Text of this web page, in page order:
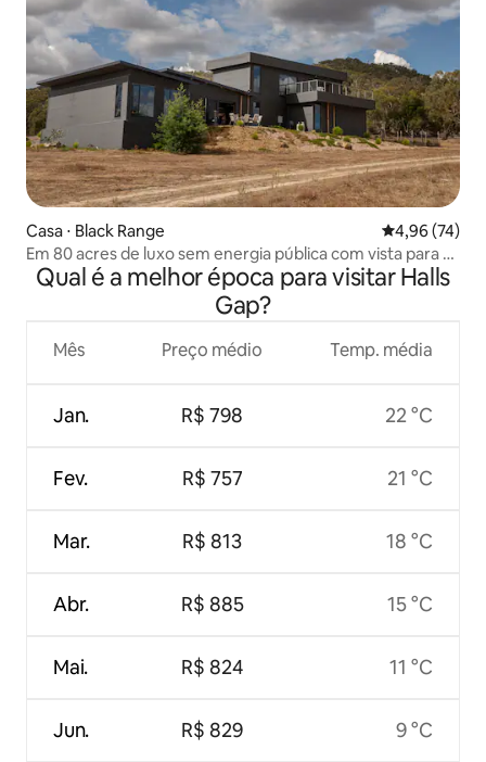
Casa ⋅ Black Range 4,96 de uma
4,96 (74)
Em 80 acres de luxo sem energia pública com vista para os
Grampians
Qual é a melhor época para visitar Halls
Gap?
Mês
Jan.
Fev.
Mar.
Abr.
Mai.
Jun.
Preço médio
R$ 798
R$ 757
R$ 813
R$ 885
R$ 824
R$ 829
Temp. média
22 °C
21 °C
18 °C
15 °C
11 °C
9 °C